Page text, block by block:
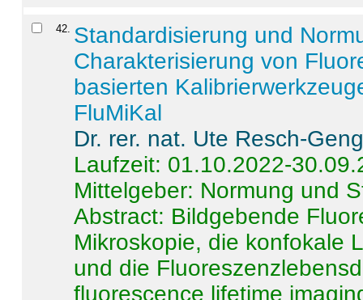
42. Standardisierung und
Charakterisierung von
basierten
FluMiKal
Dr. rer. nat. Ute Resch-
Laufzeit: 01.10.2022-
Mittelgeber: Normung und
Abstract: Bildgebende
Mikroskopie, die konfokale
und die
fluorescence lifetime